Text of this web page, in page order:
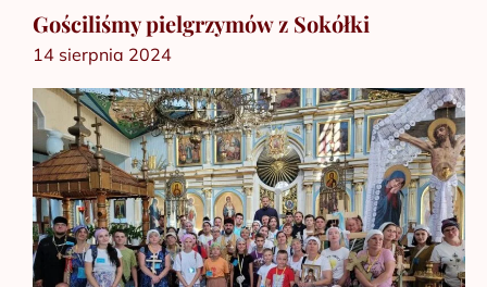
Gościliśmy pielgrzymów z Sokółki
14 sierpnia 2024
Gościliśmy
pielgrzymów
z
Sokółki